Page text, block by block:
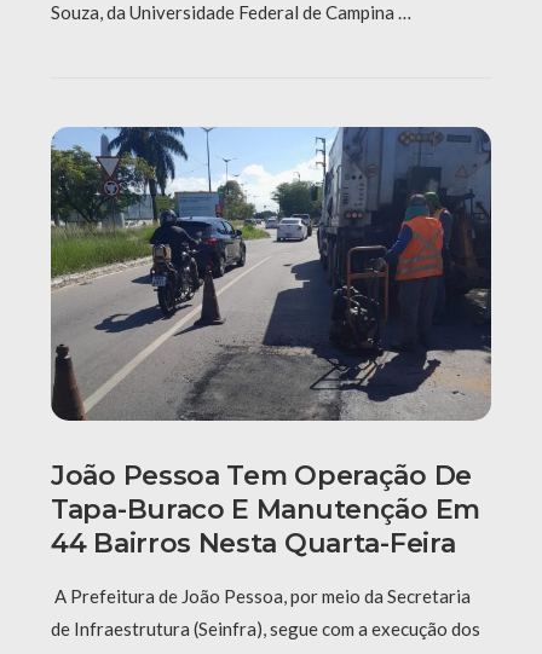
Souza, da Universidade Federal de Campina …
João Pessoa Tem Operação De
Tapa-Buraco E Manutenção Em
44 Bairros Nesta Quarta-Feira
A Prefeitura de João Pessoa, por meio da Secretaria
de Infraestrutura (Seinfra), segue com a execução dos